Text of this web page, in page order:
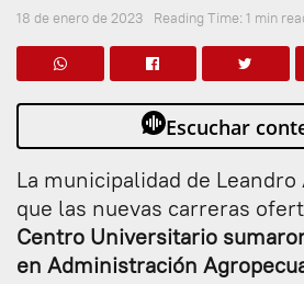
18 de enero de 2023 Reading Time: 1 min
Escuchar
La municipalidad de
que las nuevas carreras
Centro Universitario
en Administración